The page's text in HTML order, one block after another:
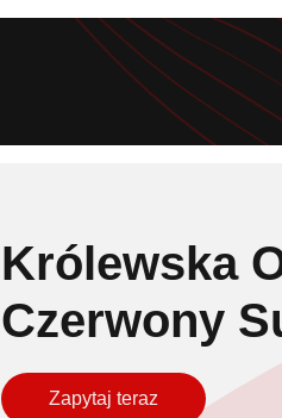
Królewska
Czerwony
Zapytaj teraz